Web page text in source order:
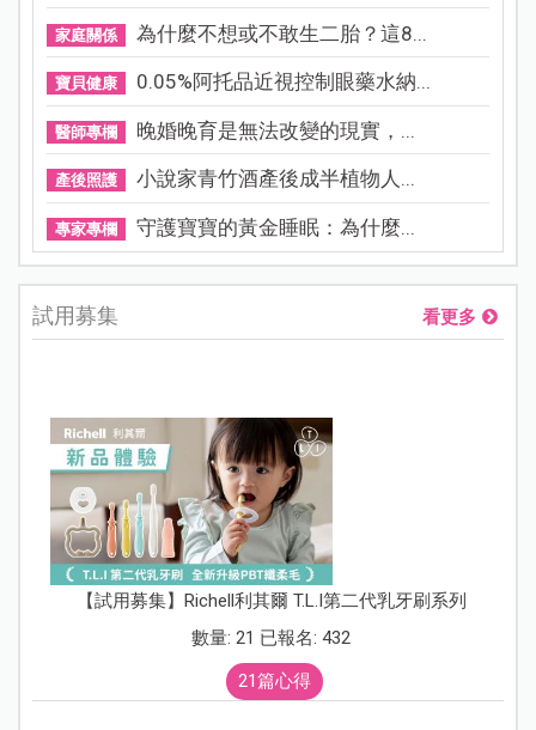
家庭關係 為什麼不想或不敢生二胎？這8...
寶貝健康 0.05%阿托品近視控制眼藥水納...
醫師專欄 晚婚晚育是無法改變的現實，...
產後照護 小說家青竹酒產後成半植物人...
專家專欄 守護寶寶的黃金睡眠：為什麼...
試用募集 看更多
【試用募集】Richell利其爾 T.L.I第二代乳牙刷系列
數量: 21 已報名: 432
21篇心得